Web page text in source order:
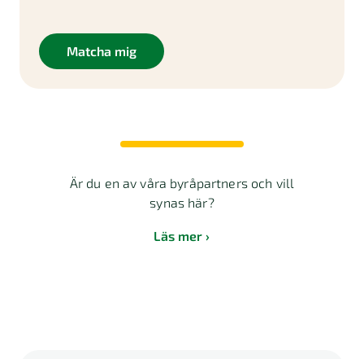
Matcha mig
Är du en av våra byråpartners och vill
synas här?
Läs mer